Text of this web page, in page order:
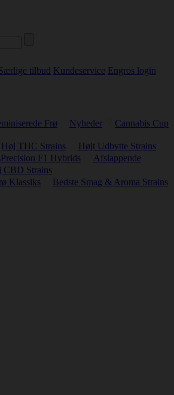
tilbud Kundeservice Engros login
Frø Nyheder
Cannabis Cup
Høj THC Strains
Højt Udbytte Strains
Precision F1 Hybrids
Afslappende
CBD Strains
Klassiks
Bedste Smag & Aroma Strains